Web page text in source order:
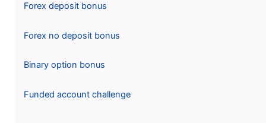
Forex deposit bonus
Forex no deposit bonus
Binary option bonus
Funded account challenge